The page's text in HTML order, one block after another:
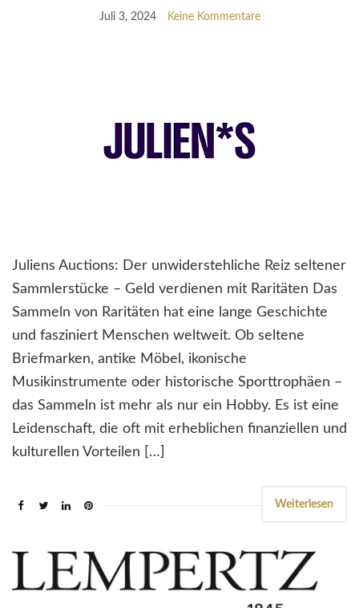
Juli 3, 2024 Keine Kommentare
Juliens Auctions: Der unwiderstehliche Reiz seltener
Sammlerstücke – Geld verdienen mit Raritäten Das
Sammeln von Raritäten hat eine lange Geschichte
und fasziniert Menschen weltweit. Ob seltene
Briefmarken, antike Möbel, ikonische
Musikinstrumente oder historische Sporttrophäen –
das Sammeln ist mehr als nur ein Hobby. Es ist eine
Leidenschaft, die oft mit erheblichen finanziellen und
kulturellen Vorteilen […]
Weiterlesen